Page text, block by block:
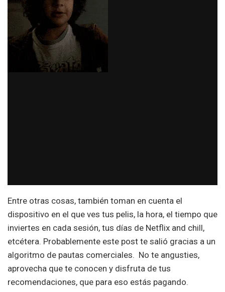
Entre otras cosas, también toman en cuenta el
dispositivo en el que ves tus pelis, la hora, el tiempo que
inviertes en cada sesión, tus días de Netflix and chill,
etcétera. Probablemente este post te salió gracias a un
algoritmo de pautas comerciales. No te angusties,
aprovecha que te conocen y disfruta de tus
recomendaciones, que para eso estás pagando.